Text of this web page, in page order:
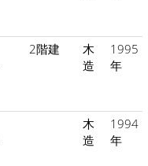
2階建
木
造
1995
年
木
造
1994
年